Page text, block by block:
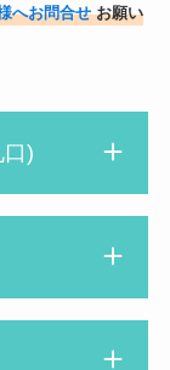
へお問合せ お願い
)